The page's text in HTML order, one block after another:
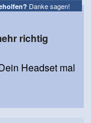
Danke sagen!
richtig
Headset mal